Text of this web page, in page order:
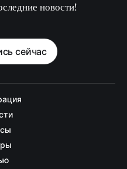
новости!
сейчас